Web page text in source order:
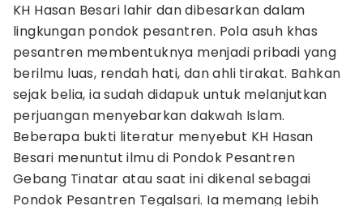
KH Hasan Besari lahir dan dibesarkan dalam
lingkungan pondok pesantren. Pola asuh khas
pesantren membentuknya menjadi pribadi yang
berilmu luas, rendah hati, dan ahli tirakat. Bahkan
sejak belia, ia sudah didapuk untuk melanjutkan
perjuangan menyebarkan dakwah Islam.
Beberapa bukti literatur menyebut KH Hasan
Besari menuntut ilmu di Pondok Pesantren
Gebang Tinatar atau saat ini dikenal sebagai
Pondok Pesantren Tegalsari. Ia memang lebih